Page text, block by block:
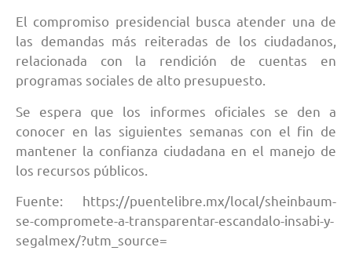
El compromiso presidencial busca atender una de
las demandas más reiteradas de los ciudadanos,
relacionada con la rendición de cuentas en
programas sociales de alto presupuesto.
Se espera que los informes oficiales se den a
conocer en las siguientes semanas con el fin de
mantener la confianza ciudadana en el manejo de
los recursos públicos.
Fuente: https://puentelibre.mx/local/sheinbaum-
se-compromete-a-transparentar-escandalo-insabi-y-
segalmex/?utm_source=